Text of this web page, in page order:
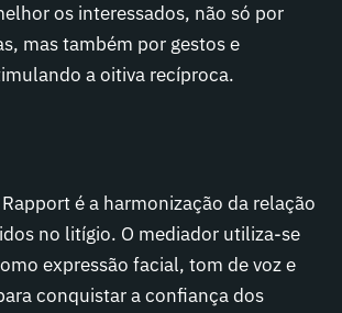
os interessados, não só por
mas também por gestos e
a oitiva recíproca.
é a harmonização da relação
no litígio. O mediador utiliza-se
expressão facial, tom de voz e
conquistar a confiança dos